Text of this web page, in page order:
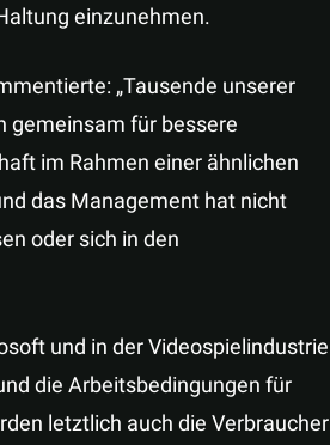
einzunehmen.
„Tausende unserer
gemeinsam für bessere
im Rahmen einer ähnlichen
das Management hat nicht
oder sich in den
und in der Videospielindustrie
die Arbeitsbedingungen für
letztlich auch die Verbraucher